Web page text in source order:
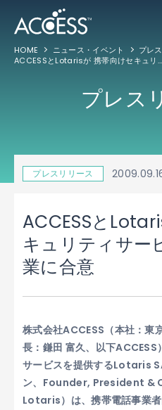
HOME ニュース・イベント
プレ
ACCESSとLotarisが 携帯向けセキュリティサービス事業での協業に合意
プレス
プレスリリース
ACCESSと
キュリティサー
業に合意
株式会社ACCESS（本社：東
長：鎌田 富久、以下ACCESS
サービスを提供するLotaris
ン、Founder, President &
Lotaris）は、携帯電話事業